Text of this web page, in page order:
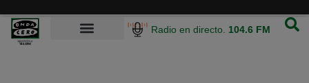
Radio en directo. 104.6 FM